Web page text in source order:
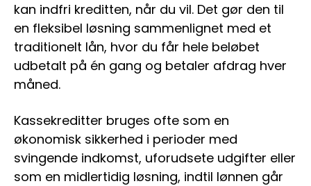
kan indfri kreditten, når du vil. Det gør den til
en fleksibel løsning sammenlignet med et
traditionelt lån, hvor du får hele beløbet
udbetalt på én gang og betaler afdrag hver
måned.
Kassekreditter bruges ofte som en
økonomisk sikkerhed i perioder med
svingende indkomst, uforudsete udgifter eller
som en midlertidig løsning, indtil lønnen går